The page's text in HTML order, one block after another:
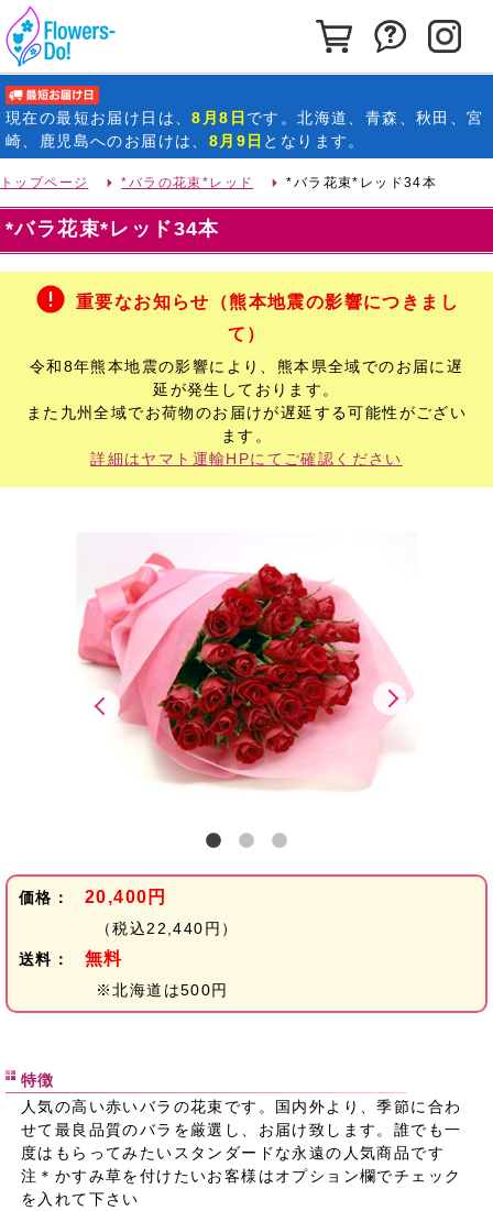
カートを見る
お問い合
現在の最短お届け日 は、8月8日 です。北海道、青森、秋田、宮
崎、鹿児島へのお届けは、 8月9日 となります。
トップページ *バラの花束*レッド *バラ花束*レッド34本
*バラ花束*レッド34本
重要なお知らせ（熊本地震の影響につきまし
て）
令和8年熊本地震の影響により、熊本県全域でのお届に遅
延が発生しております。
また九州全域でお荷物のお届けが遅延する可能性がござい
ます。
詳細はヤマト運輸HPにてご確認ください
価格： 20,400円
（税込22,440円）
送料：
無料
※北海道は500円
特徴
人気の高い赤いバラの花束です。国内外より、季節に合わ
せて最良品質のバラを厳選し、お届け致します。誰でも一
度はもらってみたいスタンダードな永遠の人気商品です
注＊かすみ草を付けたいお客様はオプション欄でチェック
を入れて下さい